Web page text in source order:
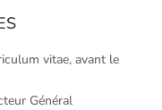
vitae, avant le
Général